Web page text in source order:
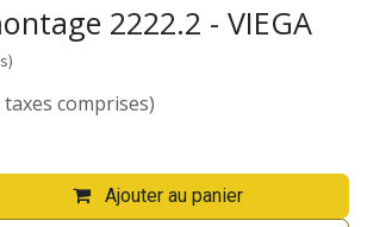
2222.2 - VIEGA
comprises)
Ajouter au panier